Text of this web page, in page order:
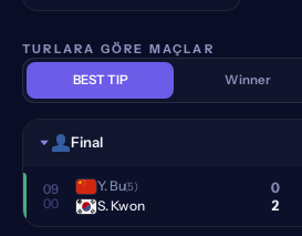
TURLARA GÖRE MAÇLAR
BEST TIP
Winner
Final
09
00
Y. Bu(5)
S. Kwon
0
2